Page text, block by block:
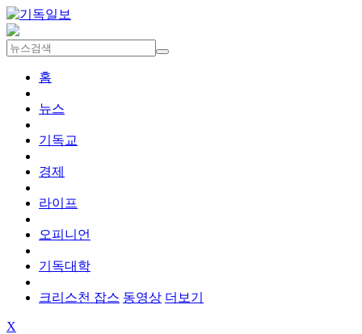
홈
뉴스
기독교
경제
라이프
오피니언
기독대학
크리스천 잡스 동영상 더보기
X